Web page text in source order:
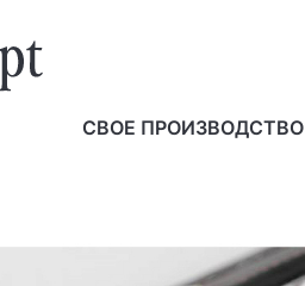
СВОЕ ПРОИЗВОДСТВО